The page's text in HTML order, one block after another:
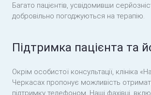
Багато пацієнтів, усвідомивши
добровільно погоджуються на терапію.
Підтримка пацієнта та
Окрім особистої консультації, клініка
Черкасах пропонує можливість
підтримку телефоном. Наші фахівці,